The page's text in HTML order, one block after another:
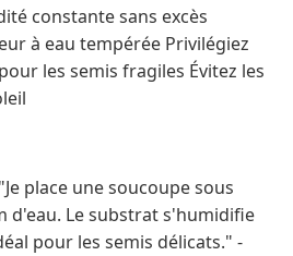
constante sans excès
à eau tempérée Privilégiez
les semis fragiles Évitez les
place une soucoupe sous
d'eau. Le substrat s'humidifie
pour les semis délicats." -